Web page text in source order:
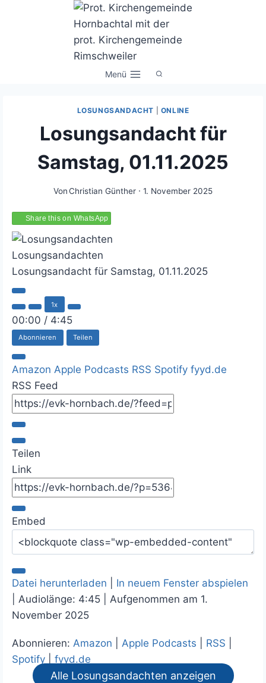
Menü
LOSUNGSANDACHT ONLINE
Losungsandacht für
Samstag, 01.11.2025
VonChristian Günther 1. November 2025
Share this on WhatsApp
Losungsandachten
Losungsandacht für Samstag, 01.11.2025
P
l
a
E
i
s
o
d
e
1x
00:00 / 4:45
Abonnieren Teilen
Amazon Apple Podcasts RSS Spotify fyyd.de
RSS Feed
Teilen
Link
Embed
Datei herunterladen
In neuem Fenster abspielen
Audiolänge: 4:45
Aufgenommen am 1.
November 2025
Abonnieren: Amazon Apple Podcasts RSS
Spotify
fyyd.de
Alle Losungsandachten anzeigen